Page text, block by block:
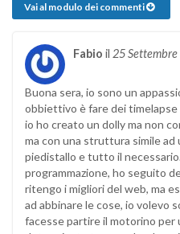
Vai al modulo dei commenti
Fabio il 25
Buona sera, io sono un
obbiettivo è fare dei timelapse
io ho creato un dolly ma non
ma con una struttura simile ad
piedistallo e tutto il
programmazione, ho seguito
ritengo i migliori del web, ma
ad abbinare le cose, io volevo
facesse partire il motorino per